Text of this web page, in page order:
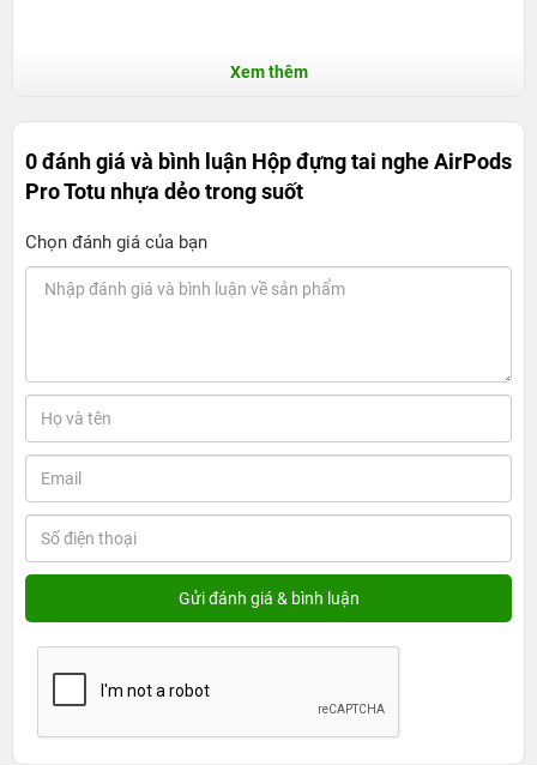
Xem thêm
0 đánh giá và bình luận Hộp đựng tai nghe AirPods
Pro Totu nhựa dẻo trong suốt
Chọn đánh giá của bạn